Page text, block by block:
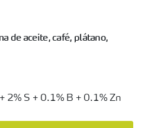
de aceite, café, plátano,
2% S + 0.1% B + 0.1% Zn